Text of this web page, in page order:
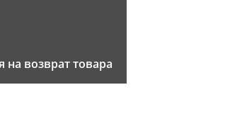
на возврат товара